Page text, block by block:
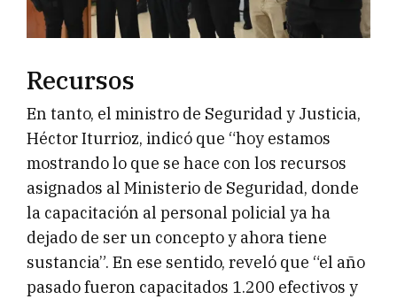
Recursos
En tanto, el ministro de Seguridad y Justicia,
Héctor Iturrioz, indicó que “hoy estamos
mostrando lo que se hace con los recursos
asignados al Ministerio de Seguridad, donde
la capacitación al personal policial ya ha
dejado de ser un concepto y ahora tiene
sustancia”. En ese sentido, reveló que “el año
pasado fueron capacitados 1.200 efectivos y